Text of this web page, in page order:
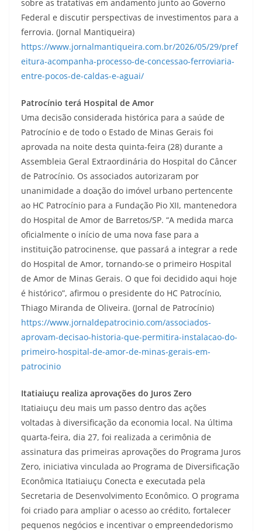
sobre as tratativas em andamento junto ao Governo
Federal e discutir perspectivas de investimentos para a
ferrovia. (Jornal Mantiqueira)
https://www.jornalmantiqueira.com.br/2026/05/29/pref
eitura-acompanha-processo-de-concessao-ferroviaria-
entre-pocos-de-caldas-e-aguai/
Patrocínio terá Hospital de Amor
Uma decisão considerada histórica para a saúde de
Patrocínio e de todo o Estado de Minas Gerais foi
aprovada na noite desta quinta-feira (28) durante a
Assembleia Geral Extraordinária do Hospital do Câncer
de Patrocínio. Os associados autorizaram por
unanimidade a doação do imóvel urbano pertencente
ao HC Patrocínio para a Fundação Pio XII, mantenedora
do Hospital de Amor de Barretos/SP. “A medida marca
oficialmente o início de uma nova fase para a
instituição patrocinense, que passará a integrar a rede
do Hospital de Amor, tornando-se o primeiro Hospital
de Amor de Minas Gerais. O que foi decidido aqui hoje
é histórico”, afirmou o presidente do HC Patrocínio,
Thiago Miranda de Oliveira. (Jornal de Patrocínio)
https://www.jornaldepatrocinio.com/associados-
aprovam-decisao-historia-que-permitira-instalacao-do-
primeiro-hospital-de-amor-de-minas-gerais-em-
patrocinio
Itatiaiuçu realiza aprovações do Juros Zero
Itatiaiuçu deu mais um passo dentro das ações
voltadas à diversificação da economia local. Na última
quarta-feira, dia 27, foi realizada a cerimônia de
assinatura das primeiras aprovações do Programa Juros
Zero, iniciativa vinculada ao Programa de Diversificação
Econômica Itatiaiuçu Conecta e executada pela
Secretaria de Desenvolvimento Econômico. O programa
foi criado para ampliar o acesso ao crédito, fortalecer
pequenos negócios e incentivar o empreendedorismo